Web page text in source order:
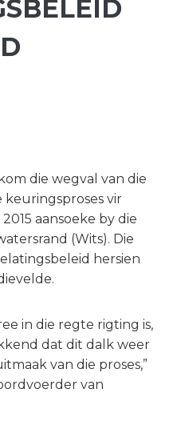
die wegval van die
keuringsproses vir
aansoeke by die
(Wits). Die
hersien
in die regte rigting is,
dat dit dalk weer
van die proses,”
van